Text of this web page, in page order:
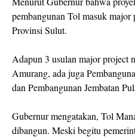
pembangunan Tol masuk major
Provinsi Sulut.
Adapun 3 usulan major project
Amurang, ada juga
dan Pembangunan Jembatan
Gubernur mengatakan, Tol
dibangun. Meski begitu